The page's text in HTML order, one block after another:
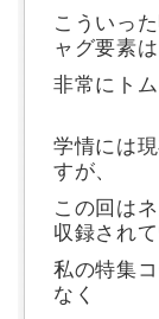
こういっ
ャグ要素は
非常にト
学情には
すが、
この回は
収録されて
私の特集
なく